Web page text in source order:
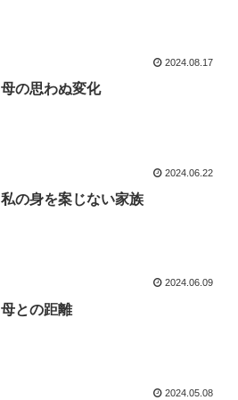
2024.08.17
母の思わぬ変化
2024.06.22
私の身を案じない家族
2024.06.09
母との距離
2024.05.08